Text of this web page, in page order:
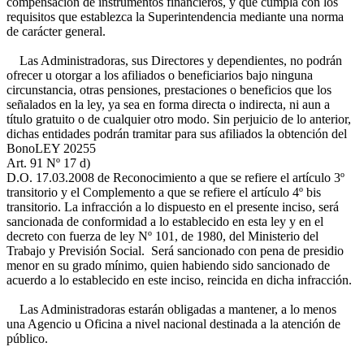
requisitos que establezca la Superintendencia mediante una norma
de carácter general.
Las Administradoras, sus Directores y dependientes, no podrán
ofrecer u otorgar a los afiliados o beneficiarios bajo ninguna
circunstancia, otras pensiones, prestaciones o beneficios que los
señalados en la ley, ya sea en forma directa o indirecta, ni aun a
título gratuito o de cualquier otro modo. Sin perjuicio de lo anterior,
dichas entidades podrán tramitar para sus afiliados la obtención del
BonoLEY 20255
Art. 91 Nº 17 d)
D.O. 17.03.2008 de Reconocimiento a que se refiere el artículo 3º
transitorio y el Complemento a que se refiere el artículo 4º bis
transitorio. La infracción a lo dispuesto en el presente inciso, será
sancionada de conformidad a lo establecido en esta ley y en el
decreto con fuerza de ley Nº 101, de 1980, del Ministerio del
Trabajo y Previsión Social. Será sancionado con pena de presidio
menor en su grado mínimo, quien habiendo sido sancionado de
acuerdo a lo establecido en este inciso, reincida en dicha infracción.
Las Administradoras estarán obligadas a mantener, a lo menos
una Agencio u Oficina a nivel nacional destinada a la atención de
público.